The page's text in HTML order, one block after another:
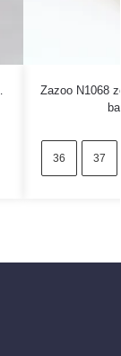
Zazoo N1068
36 37